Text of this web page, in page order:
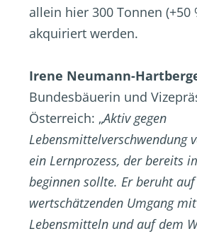
allein hier 300 Tonnen (+50
akquiriert werden.
Irene Neumann-
Bundesbäuerin und
Österreich: „Aktiv gegen
Lebensmittelverschwendung
ein Lernprozess, der bereits
beginnen sollte. Er beruht
wertschätzenden Umgang
Lebensmitteln und auf dem